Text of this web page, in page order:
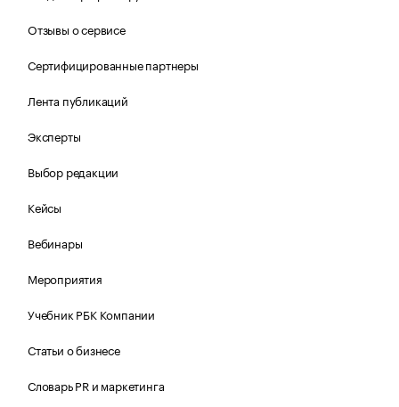
Отзывы о сервисе
Сертифицированные партнеры
Лента публикаций
Эксперты
Выбор редакции
Кейсы
Вебинары
Мероприятия
Учебник РБК Компании
Статьи о бизнесе
Словарь PR и маркетинга